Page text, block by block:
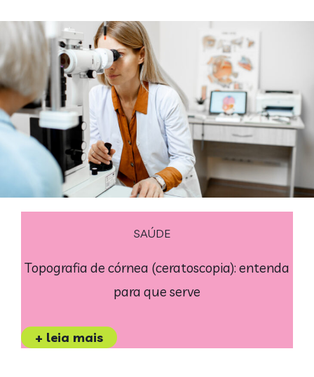
SAÚDE
Topografia de córnea (ceratoscopia): entenda
para que serve
+ leia mais